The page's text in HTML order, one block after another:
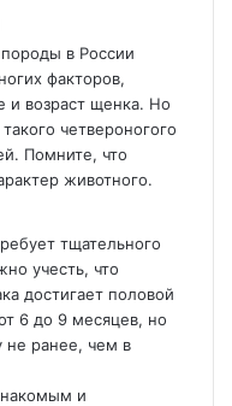
в России
факторов,
и возраст щенка. Но
четвероногого
Помните, что
животного.
тщательного
учесть, что
достигает половой
6 до 9 месяцев, но
не ранее, чем в
и